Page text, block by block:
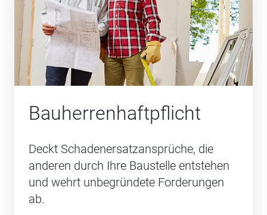
Bauherren­haftpflicht
Deckt Schadenersatzansprüche, die
anderen durch Ihre Baustelle entstehen
und wehrt unbegründete Forderungen
ab.